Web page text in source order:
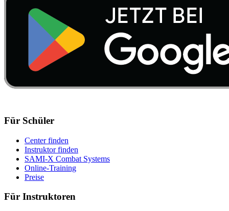
Für Schüler
Center finden
Instruktor finden
SAMI-X Combat Systems
Online-Training
Preise
Für Instruktoren